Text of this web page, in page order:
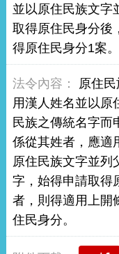
並以原住民族文字
取得原住民身分後
得原住民身分1案。
原住
用漢人姓名並以原
民族之傳統名字而
係從其姓者，應適
原住民族文字並列
字，始得申請取得
者，則得適用上開
住民身分。